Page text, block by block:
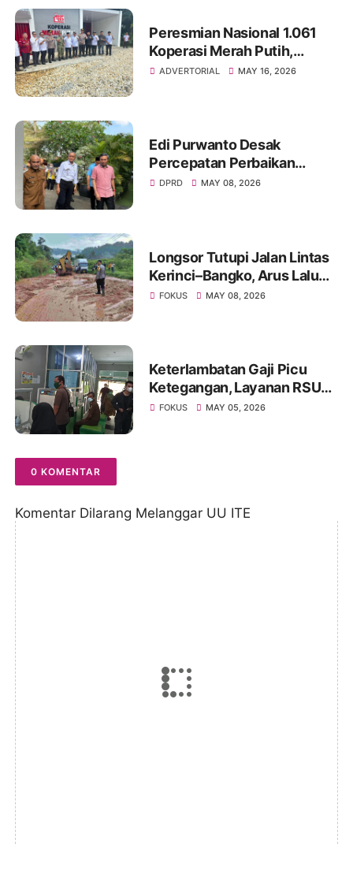
Peresmian Nasional 1.061
Koperasi Merah Putih,
Pemkab Merangin Perkuat
ADVERTORIAL MAY 16, 2026
Edi Purwanto Desak
Percepatan Perbaikan
Infrastruktur Jambi, Tujuh
DPRD MAY 08, 2026
Longsor Tutupi Jalan Lintas
Kerinci–Bangko, Arus Lalu
Lintas Diberlakukan Buka
FOKUS MAY 08, 2026
Keterlambatan Gaji Picu
Ketegangan, Layanan RSUD
Kolonel Abundjani Bangko
FOKUS MAY 05, 2026
0 KOMENTAR
Komentar Dilarang Melanggar UU ITE